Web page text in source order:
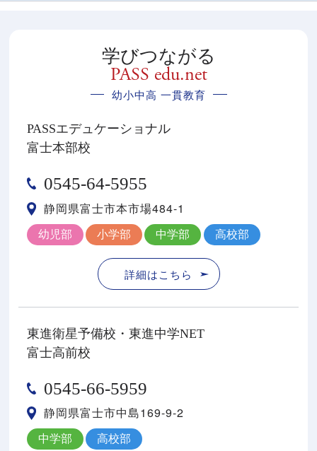
学びつながる
PASS edu.net
幼小中高 一貫教育
PASSエデュケーショナル
富士本部校
0545-64-5955
静岡県富士市本市場484-1
幼児部 小学部 中学部 高校部
詳細はこちら
東進衛星予備校・東進中学NET
富士高前校
0545-66-5959
静岡県富士市中島169-9-2
中学部 高校部